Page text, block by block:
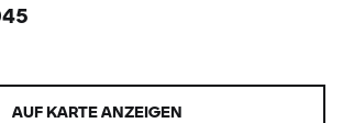
AUF KARTE ANZEIGEN